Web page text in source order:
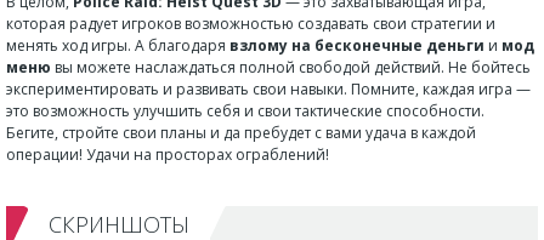
которая радует игроков возможностью создавать свои стратегии и
менять ход игры. А благодаря взлому на бесконечные деньги и мод
меню вы можете наслаждаться полной свободой действий. Не бойтесь
экспериментировать и развивать свои навыки. Помните, каждая игра —
это возможность улучшить себя и свои тактические способности.
Бегите, стройте свои планы и да пребудет с вами удача в каждой
операции! Удачи на просторах ограблений!
СКРИНШОТЫ